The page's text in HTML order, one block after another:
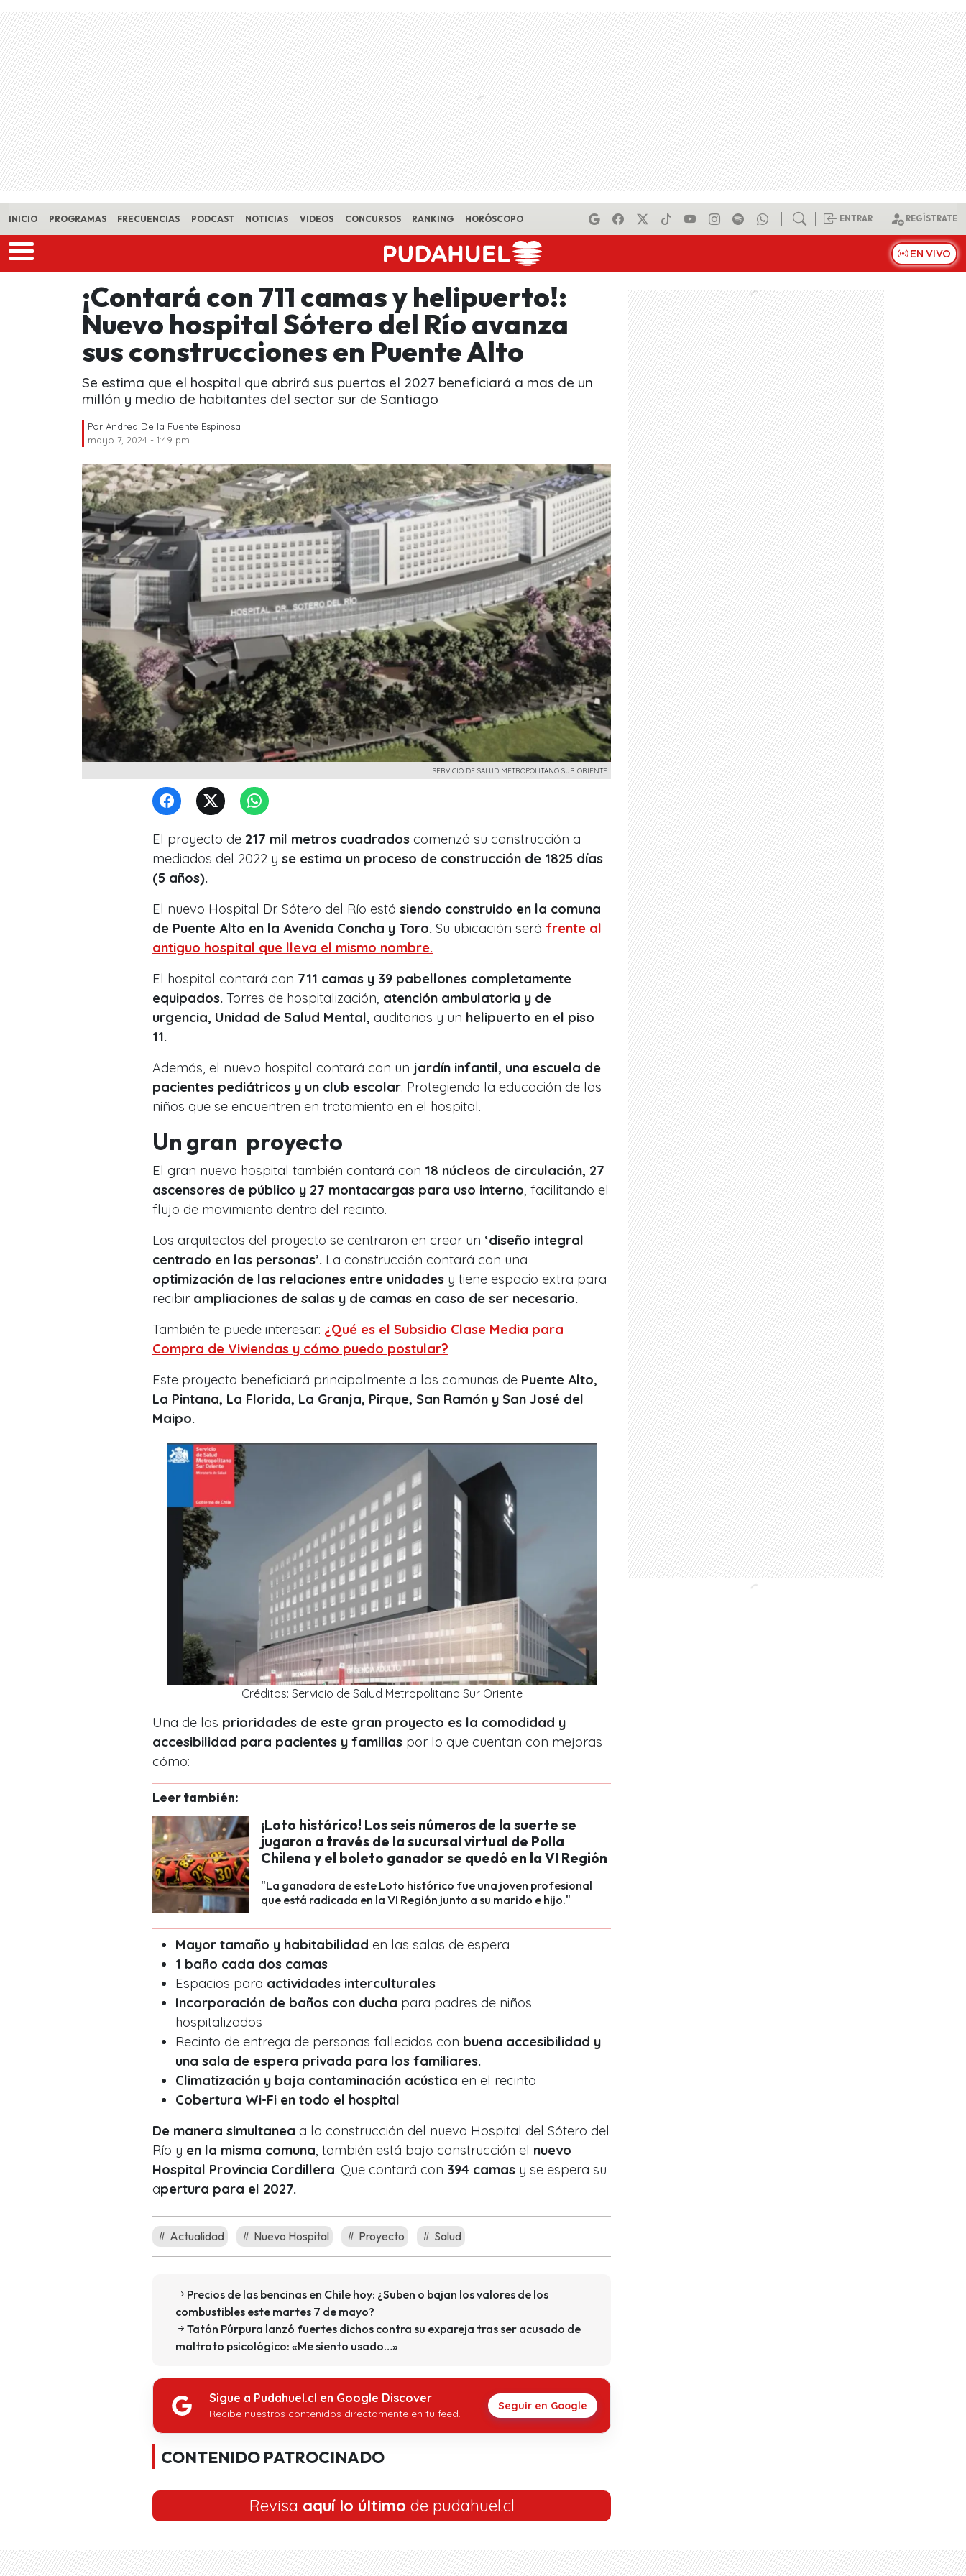
Skip to main content
INICIO PROGRAMAS FRECUENCIAS PODCAST NOTICIAS VIDEOS CONCURSOS RANKING HORÓSCOPO ENTRAR REGÍSTRATE
EN VIVO
¡Contará con 711 camas y helipuerto!:
Nuevo hospital Sótero del Río avanza
sus construcciones en Puente Alto
Se estima que el hospital que abrirá sus puertas el 2027 beneficiará a mas de un
millón y medio de habitantes del sector sur de Santiago
Por Andrea De la Fuente Espinosa
mayo 7, 2024 - 1:49 pm
SERVICIO DE SALUD METROPOLITANO SUR ORIENTE
El proyecto de 217 mil metros cuadrados comenzó su construcción a
mediados del 2022 y se estima un proceso de construcción de 1825 días
(5 años).
El nuevo Hospital Dr. Sótero del Río está siendo construido en la comuna
de Puente Alto en la Avenida Concha y Toro. Su ubicación será frente al
antiguo hospital que lleva el mismo nombre.
El hospital contará con 711 camas y 39 pabellones completamente
equipados. Torres de hospitalización, atención ambulatoria y de
urgencia, Unidad de Salud Mental, auditorios y un helipuerto en el piso
11.
Además, el nuevo hospital contará con un jardín infantil, una escuela de
pacientes pediátricos y un club escolar. Protegiendo la educación de los
niños que se encuentren en tratamiento en el hospital.
Un gran proyecto
El gran nuevo hospital también contará con 18 núcleos de circulación, 27
ascensores de público y 27 montacargas para uso interno , facilitando el
flujo de movimiento dentro del recinto.
Los arquitectos del proyecto se centraron en crear un ‘diseño integral
centrado en las personas’. La construcción contará con una
optimización de las relaciones entre unidades y tiene espacio extra para
recibir ampliaciones de salas y de camas en caso de ser necesario.
También te puede interesar: ¿Qué es el Subsidio Clase Media para
Compra de Viviendas y cómo puedo postular?
Este proyecto beneficiará principalmente a las comunas de Puente Alto,
La Pintana, La Florida, La Granja, Pirque, San Ramón y San José del
Maipo.
Créditos: Servicio de Salud Metropolitano Sur Oriente
Una de las prioridades de este gran proyecto es la comodidad y
accesibilidad para pacientes y familias por lo que cuentan con mejoras
cómo:
Leer también:
¡Loto histórico! Los seis números de la suerte se
jugaron a través de la sucursal virtual de Polla
Chilena y el boleto ganador se quedó en la VI Región
"La ganadora de este Loto histórico fue una joven profesional
que está radicada en la VI Región junto a su marido e hijo."
Mayor tamaño y habitabilidad en las salas de espera
1 baño cada dos camas
Espacios para actividades interculturales
Incorporación de baños con ducha para padres de niños
hospitalizados
Recinto de entrega de personas fallecidas con buena accesibilidad y
una sala de espera privada para los familiares.
Climatización y baja contaminación acústica en el recinto
Cobertura Wi-Fi en todo el hospital
De manera simultanea a la construcción del nuevo Hospital del Sótero del
Río y en la misma comuna , también está bajo construcción el nuevo
Hospital Provincia Cordillera. Que contará con 394 camas y se espera su
apertura para el 2027.
Actualidad Nuevo Hospital Proyecto Salud
Precios de las bencinas en Chile hoy: ¿Suben o bajan los valores de los
combustibles este martes 7 de mayo?
Tatón Púrpura lanzó fuertes dichos contra su expareja tras ser acusado de
maltrato psicológico: «Me siento usado…»
Sigue a Pudahuel.cl en Google Discover
Recibe nuestros contenidos directamente en tu feed.
Seguir en Google
CONTENIDO PATROCINADO
Revisa aquí lo último de pudahuel.cl